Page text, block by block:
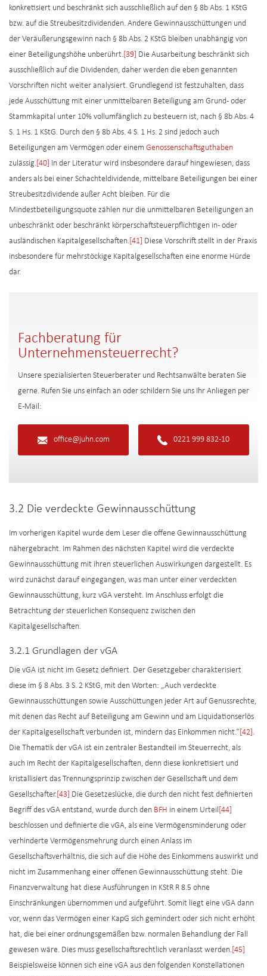
konkretisiert und beschränkt sich ausschließlich auf den § 8b Abs. 1 KStG
bzw. auf die Streubesitzdividenden. Andere Gewinnausschüttungen und
der Veräußerungsgewinn nach § 8b Abs. 2 KStG bleiben unabhängig von
einer Beteiligungshöhe unberührt. [39] Die Ausarbeitung beschränkt sich
ausschließlich auf die Dividenden, daher werden die eben genannten
Vorschriften nicht weiter analysiert. Grundlegend ist festzuhalten, dass
jede Ausschüttung mit einer unmittelbaren Beteiligung am Grund- oder
Stammkapital unter 10% vollumfänglich zu besteuern ist, nach § 8b Abs. 4
S. 1 Hs. 1 KStG. Durch den § 8b Abs. 4 S. 1 Hs. 2 sind jedoch auch
Beteiligungen am Vermögen oder einem Genossenschaftsguthaben
zulässig. [40] In der Literatur wird insbesondere darauf hingewiesen, dass
anders als bei einer Schachteldividende, mittelbare Beteiligungen bei einer
Streubesitzdividende außer Acht bleiben. Für die
Mindestbeteiligungsquote zählen nur die unmittelbaren Beteiligungen an
unbeschränkt oder beschränkt körperschaftsteuerpflichtigen in- oder
ausländischen Kapitalgesellschaften. [41] Diese Vorschrift stellt in der Praxis
insbesondere für mehrstöckige Kapitalgesellschaften eine enorme Hürde
dar.
Fachberatung für
Unternehmensteuerrecht?
Unsere spezialisierten Steuerberater und Rechtsanwälte beraten Sie
gerne. Rufen Sie uns einfach an oder schildern Sie uns Ihr Anliegen per
E-Mail:
office@juhn.com 0221 999 832-10
3.2 Die verdeckte Gewinnausschüttung
Im vorherigen Kapitel wurde dem Leser die offene Gewinnausschüttung
nähergebracht. Im Rahmen des nächsten Kapitel wird die verdeckte
Gewinnausschüttung mit ihren steuerlichen Auswirkungen dargestellt. Es
wird zunächst darauf eingegangen, was man unter einer verdeckten
Gewinnausschüttung, kurz vGA versteht. Im Anschluss erfolgt die
Betrachtung der steuerlichen Konsequenz zwischen den
Kapitalgesellschaften.
3.2.1 Grundlagen der vGA
Die vGA ist nicht im Gesetz definiert. Der Gesetzgeber charakterisiert
diese im § 8 Abs. 3 S. 2 KStG, mit den Worten: „Auch verdeckte
Gewinnausschüttungen sowie Ausschüttungen jeder Art auf Genussrechte,
mit denen das Recht auf Beteiligung am Gewinn und am Liquidationserlös
der Kapitalgesellschaft verbunden ist, mindern das Einkommen nicht.“ [42] .
Die Thematik der vGA ist ein zentraler Bestandteil im Steuerrecht, als
auch im Recht der Kapitalgesellschaften, denn diese konkretisiert und
kristallisiert das Trennungsprinzip zwischen der Gesellschaft und dem
Gesellschafter. [43] Die Gesetzeslücke, die durch den nicht fest definierten
Begriff des vGA entstand, wurde durch den BFH in einem Urteil [44]
beschlossen und definierte die vGA, als eine Vermögensminderung oder
verhinderte Vermögensmehrung durch einen Anlass im
Gesellschaftsverhältnis, die sich auf die Höhe des Einkommens auswirkt und
nicht im Zusammenhang einer offenen Gewinnausschüttung steht. Die
Finanzverwaltung hat diese Ausführungen in KStR R 8.5 ohne
Einschränkungen übernommen und aufgeführt. Somit liegt eine vGA dann
vor, wenn das Vermögen einer KapG sich gemindert oder sich nicht erhöht
hat, die bei einer ordnungsgemäßen bzw. normalen Behandlung der Fall
gewesen wäre. Dies muss gesellschaftsrechtlich veranlasst werden. [45]
Beispielsweise können sich eine vGA aus den folgenden Konstellationen